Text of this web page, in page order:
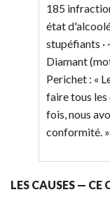
185
état
stupéfiants ·
Diamant
Perichet : «
faire tous les
fois, nous
conformité. »
LES CAUSES —